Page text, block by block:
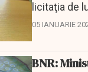
licitaţia de
o...
05 IANUARIE
BNR: